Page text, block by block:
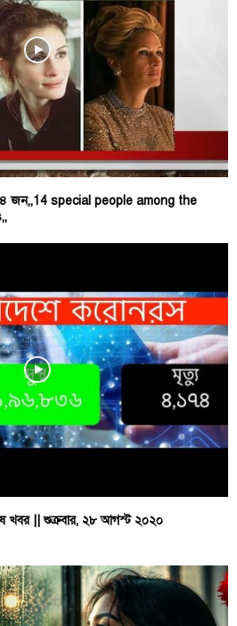
১৪ জন,,14 special people among the
খবর || শুক্রবার, ২৮ আগস্ট ২০২০